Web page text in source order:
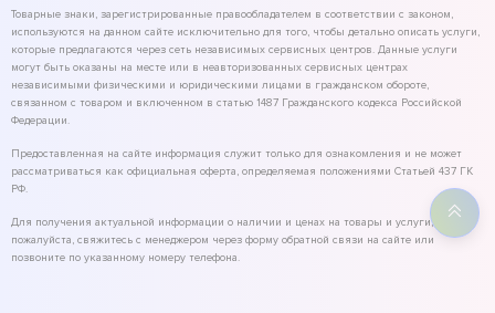
Товарные знаки, зарегистрированные правообладателем в соответствии с законом,
используются на данном сайте исключительно для того, чтобы детально описать услуги,
которые предлагаются через сеть независимых сервисных центров. Данные услуги
могут быть оказаны на месте или в неавторизованных сервисных центрах
независимыми физическими и юридическими лицами в гражданском обороте,
связанном с товаром и включенном в статью 1487 Гражданского кодекса Российской
Федерации.
Предоставленная на сайте информация служит только для ознакомления и не может
рассматриваться как официальная оферта, определяемая положениями Статьей 437 ГК
РФ.
Для получения актуальной информации о наличии и ценах на товары и услуги,
пожалуйста, свяжитесь с менеджером через форму обратной связи на сайте или
позвоните по указанному номеру телефона.